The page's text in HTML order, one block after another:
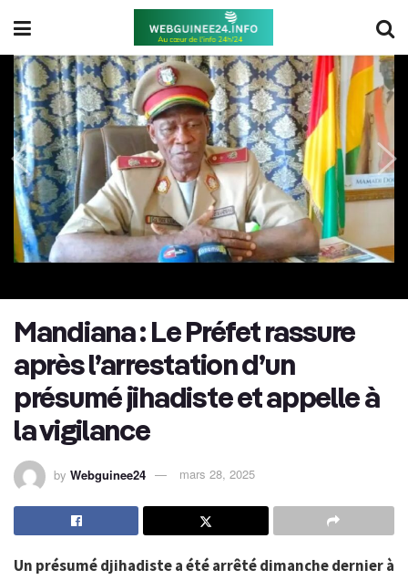
Mandiana : Le Préfet rassure
après l’arrestation d’un
présumé jihadiste et appelle à
la vigilance
by Webguinee24 mars 28, 2025
Un présumé djihadiste a été arrêté dimanche dernier à